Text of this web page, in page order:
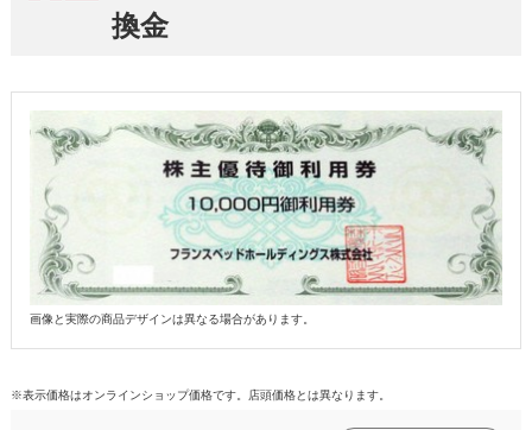
換金
画像と実際の商品デザインは異なる場合があります。
※表示価格はオンラインショップ価格です。店頭価格とは異なります。